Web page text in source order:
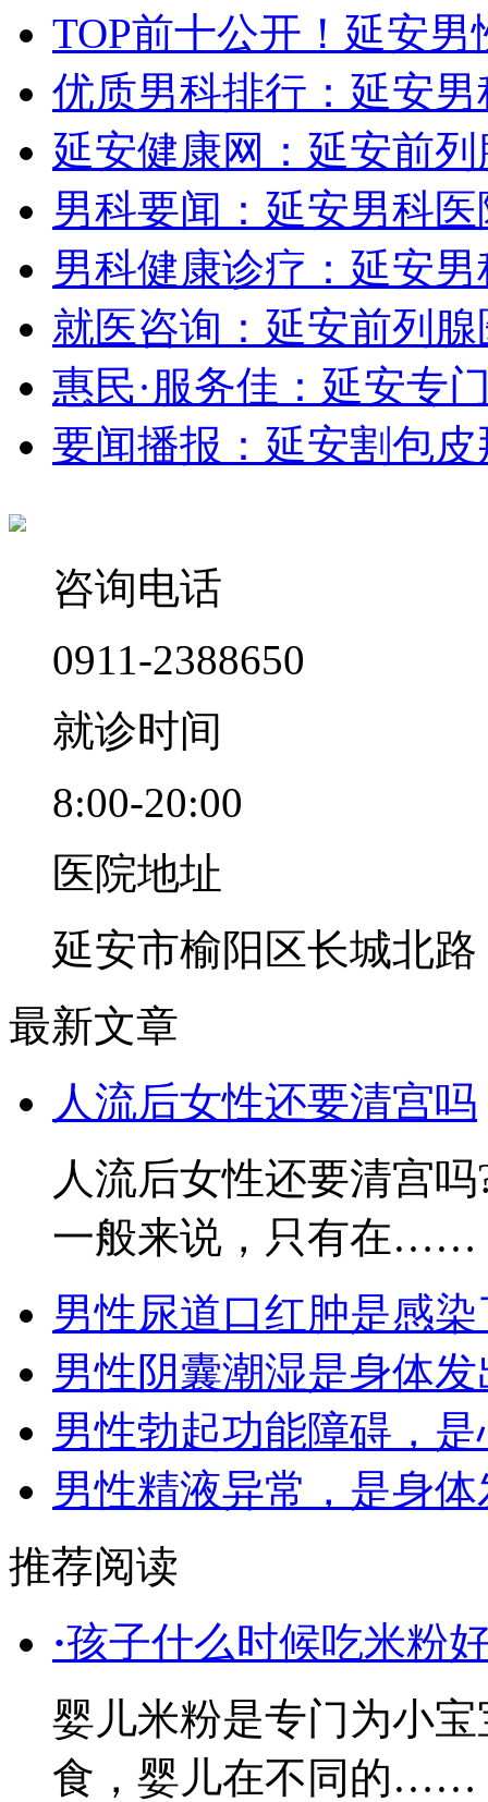
TOP前十公开！延安男
优质男科排行：延安
延安健康网：延安前
男科要闻：延安男科
男科健康诊疗：延安
就医咨询：延安前列腺
惠民·服务佳：延安专
要闻播报：延安割包
咨询电话
0911-2388650
就诊时间
8:00-20:00
医院地址
延安市榆阳区长城北路
最新文章
人流后女性还要清宫吗
人流后女性还要清宫
一般来说，只有在……
男性尿道口红肿是感
男性阴囊潮湿是身体
男性勃起功能障碍，
男性精液异常，是身
推荐阅读
·孩子什么时候吃米粉
婴儿米粉是专门为小
食，婴儿在不同的……